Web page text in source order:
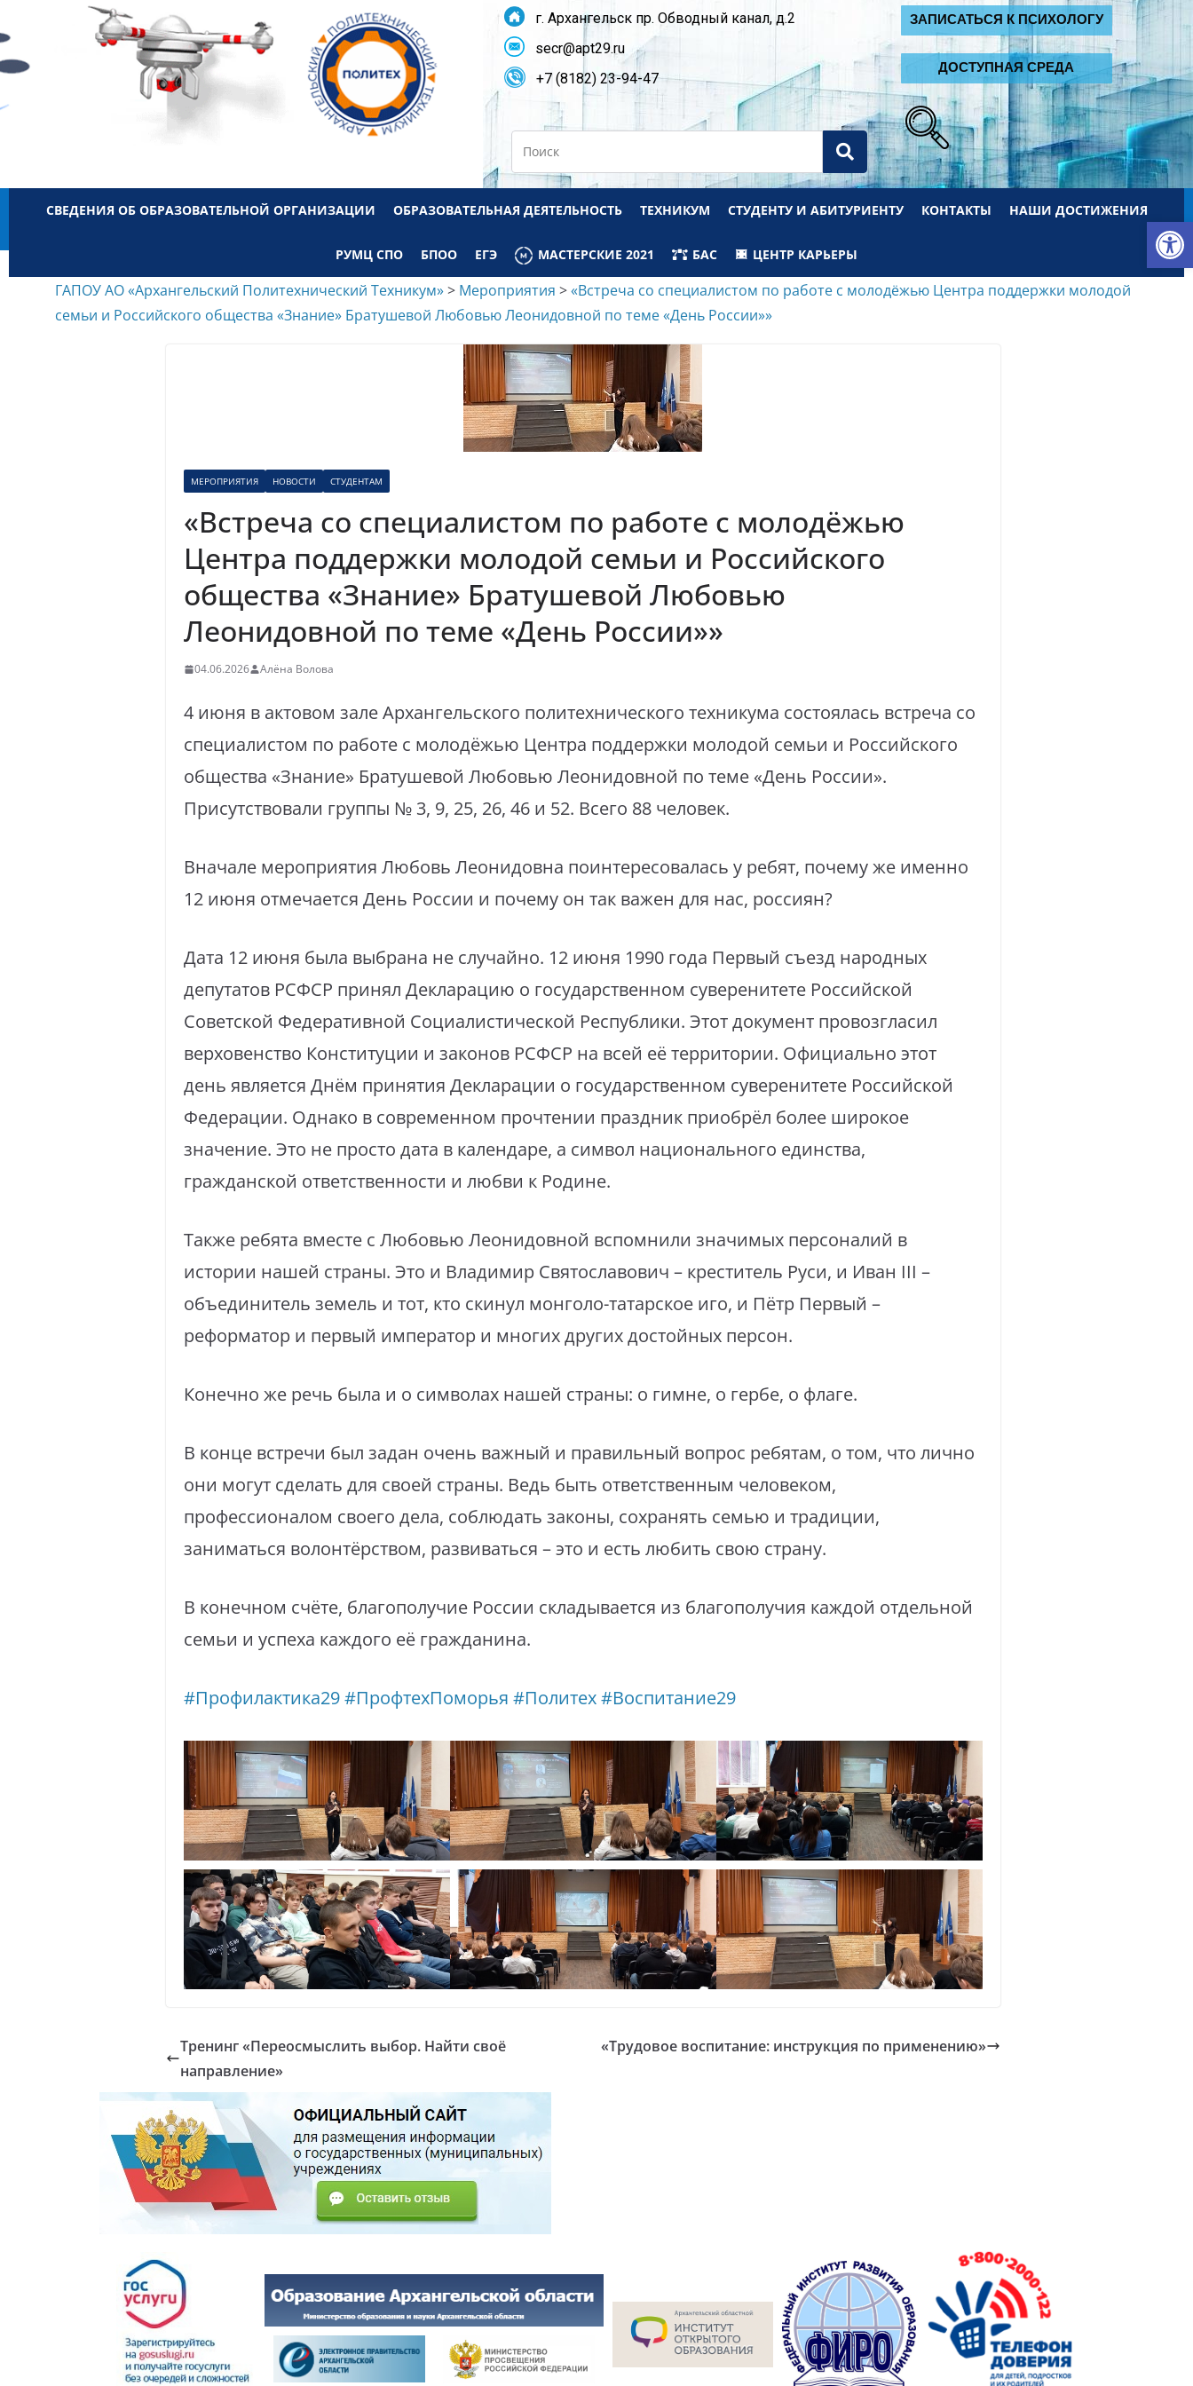
г. Архангельск пр. Обводный канал, д.2
secr@apt29.ru
+7 (8182) 23-94-47
ЗАПИСАТЬСЯ К ПСИХОЛОГУ
ДОСТУПНАЯ СРЕДА
СВЕДЕНИЯ ОБ ОБРАЗОВАТЕЛЬНОЙ ОРГАНИЗАЦИИ ОБРАЗОВАТЕЛЬНАЯ ДЕЯТЕЛЬНОСТЬ ТЕХНИКУМ СТУДЕНТУ И АБИТУРИЕНТУ КОНТАКТЫ НАШИ ДОСТИЖЕНИЯ
РУМЦ СПО БПОО ЕГЭ МАСТЕРСКИЕ 2021 БАС ЦЕНТР КАРЬЕРЫ
ГАПОУ АО «Архангельский Политехнический Техникум»> Мероприятия >«Встреча со специалистом по работе с молодёжью Центра поддержки молодой
семьи и Российского общества «Знание» Братушевой Любовью Леонидовной по теме «День России»»
МЕРОПРИЯТИЯ НОВОСТИ СТУДЕНТАМ
«Встреча со специалистом по работе с молодёжью
Центра поддержки молодой семьи и Российского
общества «Знание» Братушевой Любовью
Леонидовной по теме «День России»»
04.06.2026 Алёна Волова
4 июня в актовом зале Архангельского политехнического техникума состоялась встреча со
специалистом по работе с молодёжью Центра поддержки молодой семьи и Российского
общества «Знание» Братушевой Любовью Леонидовной по теме «День России».
Присутствовали группы № 3, 9, 25, 26, 46 и 52. Всего 88 человек.
Вначале мероприятия Любовь Леонидовна поинтересовалась у ребят, почему же именно
12 июня отмечается День России и почему он так важен для нас, россиян?
Дата 12 июня была выбрана не случайно. 12 июня 1990 года Первый съезд народных
депутатов РСФСР принял Декларацию о государственном суверенитете Российской
Советской Федеративной Социалистической Республики. Этот документ провозгласил
верховенство Конституции и законов РСФСР на всей её территории. Официально этот
день является Днём принятия Декларации о государственном суверенитете Российской
Федерации. Однако в современном прочтении праздник приобрёл более широкое
значение. Это не просто дата в календаре, а символ национального единства,
гражданской ответственности и любви к Родине.
Также ребята вместе с Любовью Леонидовной вспомнили значимых персоналий в
истории нашей страны. Это и Владимир Святославович – креститель Руси, и Иван III –
объединитель земель и тот, кто скинул монголо-татарское иго, и Пётр Первый –
реформатор и первый император и многих других достойных персон.
Конечно же речь была и о символах нашей страны: о гимне, о гербе, о флаге.
В конце встречи был задан очень важный и правильный вопрос ребятам, о том, что лично
они могут сделать для своей страны. Ведь быть ответственным человеком,
профессионалом своего дела, соблюдать законы, сохранять семью и традиции,
заниматься волонтёрством, развиваться – это и есть любить свою страну.
В конечном счёте, благополучие России складывается из благополучия каждой отдельной
семьи и успеха каждого её гражданина.
#Профилактика29 #ПрофтехПоморья #Политех #Воспитание29
Тренинг «Переосмыслить выбор. Найти своё
направление»
«Трудовое воспитание: инструкция по применению»